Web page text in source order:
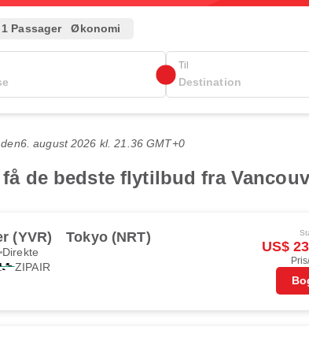
1 Passager Økonomi
Til
6. august 2026 kl. 21.36 GMT+0
de bedste flytilbud fra
(YVR) Tokyo (NRT)
Direkte
ZIPAIR
US$